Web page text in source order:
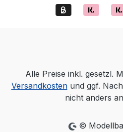
Alle Preise inkl. gesetzl.
Versandkostenund ggf.
nicht anders
©